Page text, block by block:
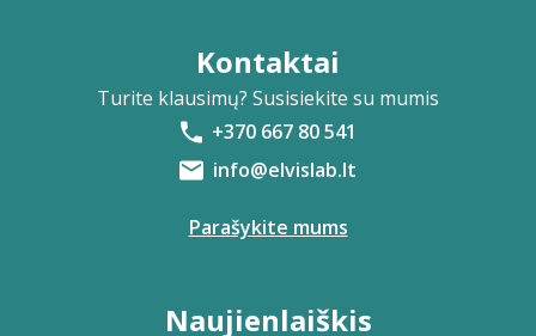
Kontaktai
Turite klausimų? Susisiekite su mumis
+370 667 80 541
info@elvislab.lt
Parašykite mums
Naujienlaiškis